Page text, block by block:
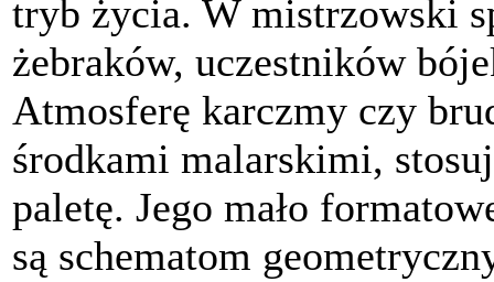
tryb życia. W mistrzowski
żebraków, uczestników
Atmosferę karczmy czy
środkami malarskimi,
paletę. Jego mało
są schematom